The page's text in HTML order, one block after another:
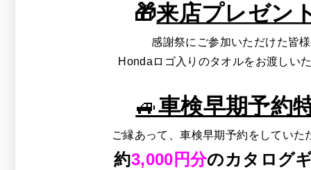
🎁来店プレゼン
感謝祭にご参加いただけた皆
Hondaロゴ入りのタオルをお渡しい
🚙車検早期予約
ご縁あって、車検早期予約をしていた
約3,000円分のカタログ